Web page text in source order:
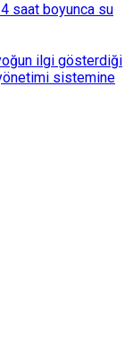
saat boyunca su
ilgi gösterdiği
sistemine